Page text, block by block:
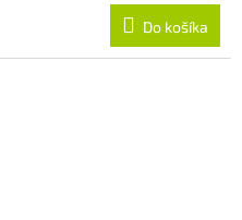
Do košíka